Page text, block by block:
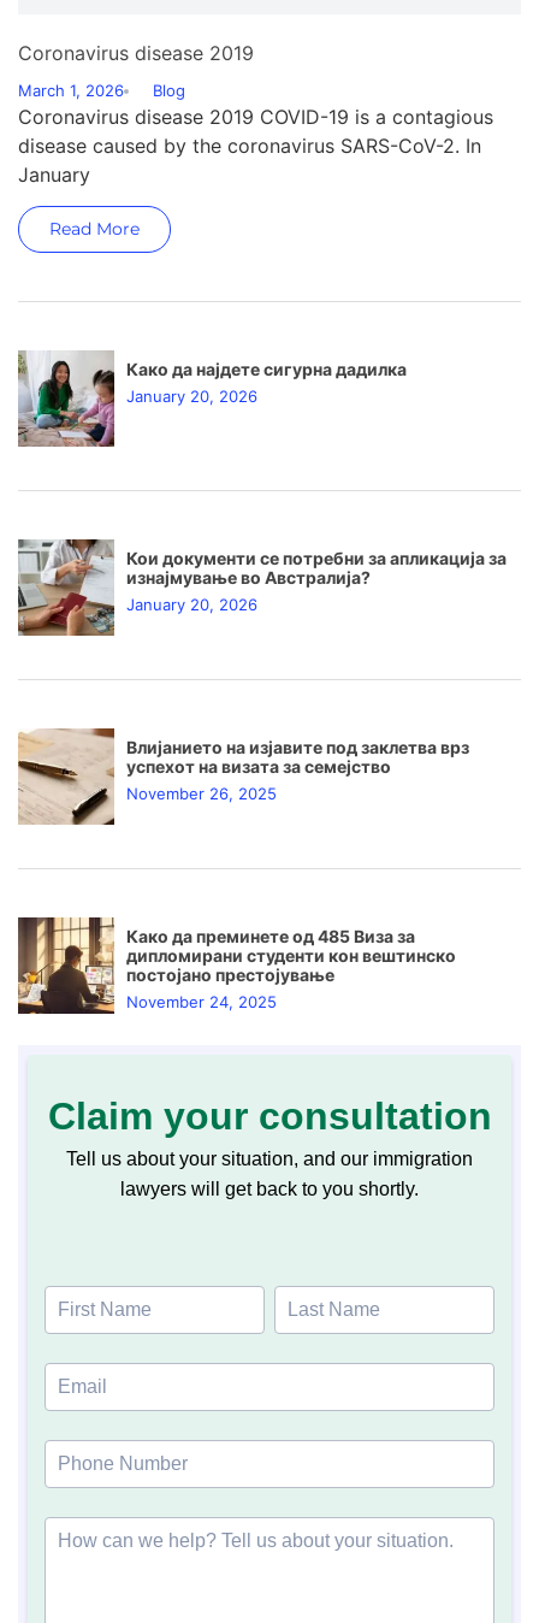
Coronavirus disease 2019
March 1, 2026 Blog
Coronavirus disease 2019 COVID-19 is a contagious
disease caused by the coronavirus SARS-CoV-2. In
January
Read More
Како да најдете сигурна дадилка
January 20, 2026
Кои документи се потребни за апликација за
изнајмување во Австралија?
January 20, 2026
Влијанието на изјавите под заклетва врз
успехот на визата за семејство
November 26, 2025
Како да преминете од 485 Виза за
дипломирани студенти кон вештинско
постојано престојување
November 24, 2025